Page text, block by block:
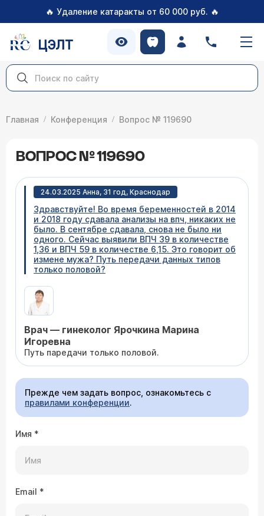
🔥 Удаление катаракты от 60 000 руб. 🔥
ЦЭЛТ
Главная Конференция Вопрос № 119690
ВОПРОС № 119690
24.03.2025 Анна, 31 год, Краснодар
Здравствуйте! Во время беременностей в 2014
и 2018 году сдавала анализы на впч, никаких не
было. В сентябре сдавала, снова не было ни
одного. Сейчас выявили ВПЧ 39 в количестве
1,36 и ВПЧ 59 в количестве 6,15. Это говорит об
измене мужа? Путь передачи данных типов
только половой?
Врач — гинеколог Ярочкина Марина
Игоревна
Путь паредачи только половой.
Прежде чем задать вопрос, ознакомьтесь с
правилами конференции.
Имя *
Email *